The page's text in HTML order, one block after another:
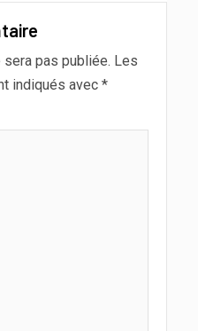
pas publiée. Les
indiqués avec *